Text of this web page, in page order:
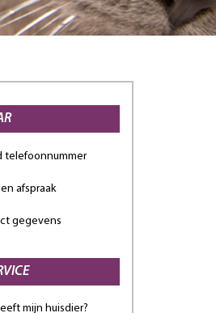
telefoonnummer
afspraak
gegevens
mijn huisdier?